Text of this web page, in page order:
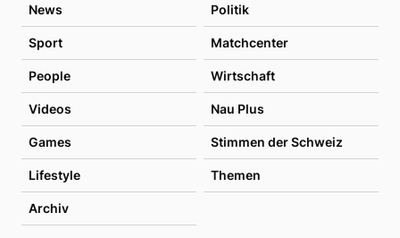
News Politik
Sport Matchcenter
People Wirtschaft
Videos Nau Plus
Games Stimmen der Schweiz
Lifestyle Themen
Archiv